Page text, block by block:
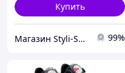
Купить
Магазин Styli-Shop 99%